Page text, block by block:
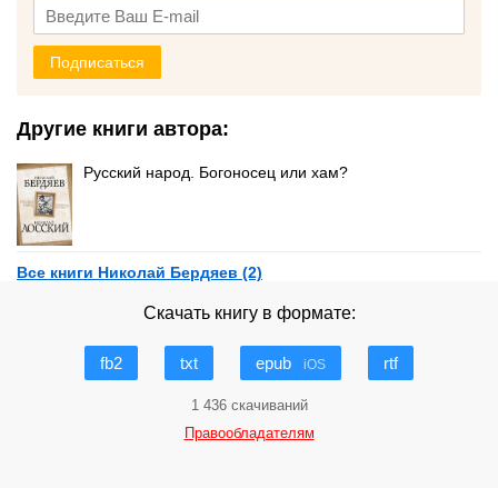
Подписаться
Другие книги автора:
Русский народ. Богоносец или хам?
Все книги Николай Бердяев (2)
Скачать книгу в формате:
fb2 txt epub iOS rtf
1 436 скачиваний
Правообладателям